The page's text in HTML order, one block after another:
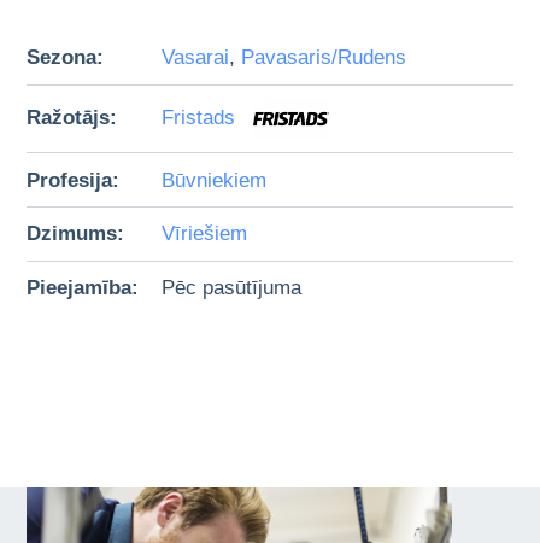
Sezona: Vasarai, Pavasaris/Rudens
Ražotājs: Fristads
Profesija: Būvniekiem
Dzimums: Vīriešiem
Pieejamība: Pēc pasūtījuma